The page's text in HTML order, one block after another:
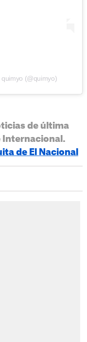
(@quimyo)
de última
Internacional.
de El Nacional